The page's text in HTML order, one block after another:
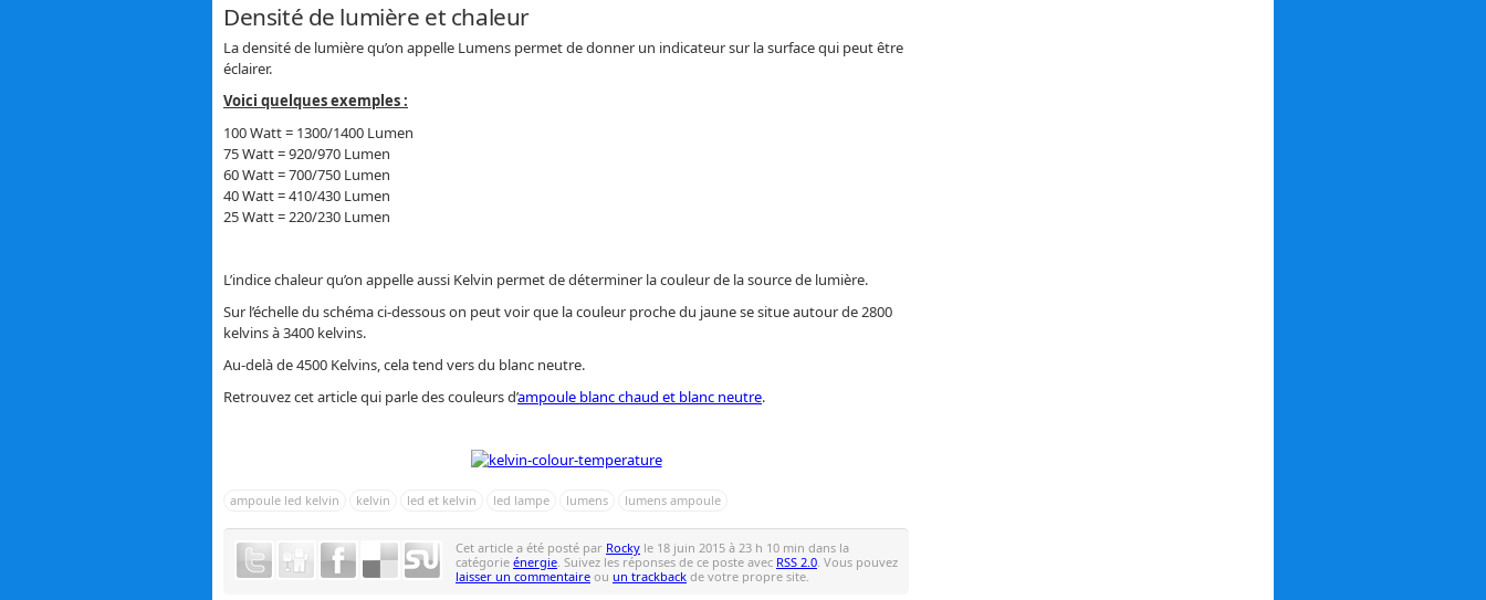
Densité de lumière et chaleur
La densité de lumière qu’on appelle Lumens permet de donner un indicateur sur la surface qui peut être
éclairer.
Voici quelques exemples :
100 Watt = 1300/1400 Lumen
75 Watt = 920/970 Lumen
60 Watt = 700/750 Lumen
40 Watt = 410/430 Lumen
25 Watt = 220/230 Lumen
L’indice chaleur qu’on appelle aussi Kelvin permet de déterminer la couleur de la source de lumière.
Sur l’échelle du schéma ci-dessous on peut voir que la couleur proche du jaune se situe autour de 2800
kelvins à 3400 kelvins.
Au-delà de 4500 Kelvins, cela tend vers du blanc neutre.
Retrouvez cet article qui parle des couleurs d’ampoule blanc chaud et blanc neutre.
ampoule led kelvin kelvin led et kelvin led lampe lumens lumens ampoule
Cet article a été posté par Rocky le 18 juin 2015 à 23 h 10 min dans la
catégorie énergie . Suivez les réponses de ce poste avec RSS 2.0 . Vous pouvez
laisser un commentaire ou un trackback de votre propre site.